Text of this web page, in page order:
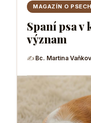
MAGAZÍN O PSECH
Spaní psa
význam
✍ Bc. Martina